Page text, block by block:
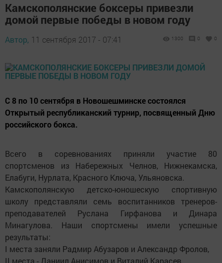
Камскополянские боксеры привезли
домой первые победы в новом году
Автор, 11 сентября 2017 - 07:41 1300 0 0
С 8 по 10 сентября в Новошешминске состоялся
Открытый республиканский турнир, посвященный Дню
российского бокса.
Всего в соревнованиях приняли участие 80
спортсменов из Набережных Челнов, Нижнекамска,
Елабуги, Нурлата, Красного Ключа, Ульяновска.
Камскополянскую детско-юношескую спортивную
школу представляли семь воспитанников тренеров-
преподавателей Руслана Гирфанова и Динара
Минагулова. Наши спортсмены имели успешные
результаты:
I места заняли Радмир Абузаров и Александр Фролов,